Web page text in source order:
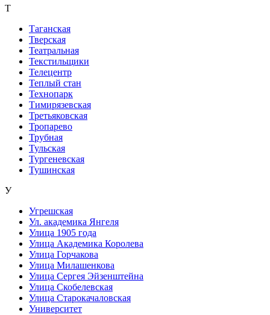
Т
Таганская
Тверская
Театральная
Текстильщики
Телецентр
Теплый стан
Технопарк
Тимирязевская
Третьяковская
Тропарево
Трубная
Тульская
Тургеневская
Тушинская
У
Угрешская
Ул. академика Янгеля
Улица 1905 года
Улица Академика Королева
Улица Горчакова
Улица Милашенкова
Улица Сергея Эйзенштейна
Улица Скобелевская
Улица Старокачаловская
Университет